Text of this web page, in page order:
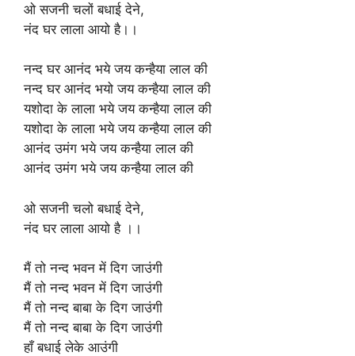
ओ सजनी चलों बधाई देने,
नंद घर लाला आयो है।।
नन्द घर आनंद भये जय कन्हैया लाल की
नन्द घर आनंद भयो जय कन्हैया लाल की
यशोदा के लाला भये जय कन्हैया लाल की
यशोदा के लाला भये जय कन्हैया लाल की
आनंद उमंग भये जय कन्हैया लाल की
आनंद उमंग भये जय कन्हैया लाल की
ओ सजनी चलो बधाई देने,
नंद घर लाला आयो है ।।
मैं तो नन्द भवन में दिग जाउंगी
मैं तो नन्द भवन में दिग जाउंगी
मैं तो नन्द बाबा के दिग जाउंगी
मैं तो नन्द बाबा के दिग जाउंगी
हाँ बधाई लेके आउंगी